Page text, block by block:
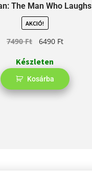
The Man Who Laughs
AKCIÓ!
7490Ft 6490 Ft
Készleten
Kosárba